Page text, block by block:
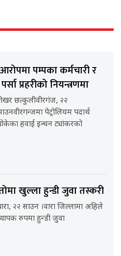
पम्पका कर्मचारी र
प्रहरीको नियन्त्रणमा
छत्कुलीवीरगंज, २२
पेट्रोलियम पदार्थ
हवाई इन्धन ट्यांकरको
खुल्ला हुन्डी जुवा तस्करी
२२ साउन ।वारा जिल्लामा अहिले
रुपमा हुन्डी जुवा